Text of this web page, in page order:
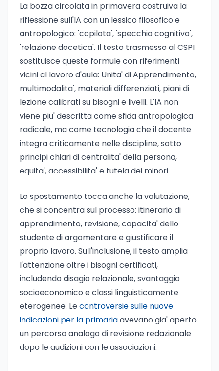
La bozza circolata in primavera costruiva la
riflessione sull'IA con un lessico filosofico e
antropologico: 'copilota', 'specchio cognitivo',
'relazione docetica'. Il testo trasmesso al CSPI
sostituisce queste formule con riferimenti
vicini al lavoro d'aula: Unita' di Apprendimento,
multimodalita', materiali differenziati, piani di
lezione calibrati su bisogni e livelli. L'IA non
viene piu' descritta come sfida antropologica
radicale, ma come tecnologia che il docente
integra criticamente nelle discipline, sotto
principi chiari di centralita' della persona,
equita', accessibilita' e tutela dei minori.
Lo spostamento tocca anche la valutazione,
che si concentra sul processo: itinerario di
apprendimento, revisione, capacita' dello
studente di argomentare e giustificare il
proprio lavoro. Sull'inclusione, il testo amplia
l'attenzione oltre i bisogni certificati,
includendo disagio relazionale, svantaggio
socioeconomico e classi linguisticamente
eterogenee. Lecontroversie sulle nuove
indicazioni per la primariaavevano gia' aperto
un percorso analogo di revisione redazionale
dopo le audizioni con le associazioni.